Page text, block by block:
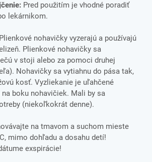
Pred použitím je vhodné poradiť
lekárnikom.
Plienkové nohavičky vyzerajú a používajú
Plienkové nohavičky sa
v stoji alebo za pomoci druhej
Nohavičky sa vytiahnu do pása tak,
kosť. Vyzliekanie je uľahčené
boku nohavičiek. Mali by sa
(niekoľkokrát denne).
na tmavom a suchom mieste
mimo dohľadu a dosahu detí!
exspirácie!